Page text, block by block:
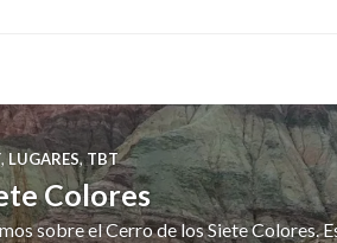
,LUGARES,TBT
Colores
sobre el Cerro de los Siete Colores.